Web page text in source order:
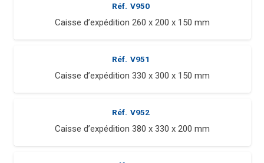
Réf. V950
Caisse d’expédition 260 x 200 x 150 mm
Réf. V951
Caisse d’expédition 330 x 300 x 150 mm
Réf. V952
Caisse d’expédition 380 x 330 x 200 mm